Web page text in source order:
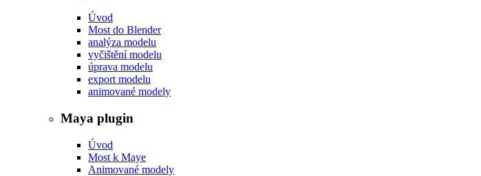
Úvod
Most do Blender
analýza modelu
vyčištění modelu
úprava modelu
export modelu
animované modely
Maya plugin
Úvod
Most k Maye
Animované modely